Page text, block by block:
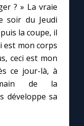
? » La vraie
soir du Jeudi
la coupe, il
est mon corps
ceci est mon
ce jour-là, à
de la
développe sa